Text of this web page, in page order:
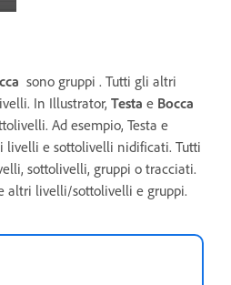
sono gruppi . Tutti gli altri
In Illustrator, Testa e Bocca
Ad esempio, Testa e
livelli e sottolivelli nidificati. Tutti
sottolivelli, gruppi o tracciati.
altri livelli/sottolivelli e gruppi.